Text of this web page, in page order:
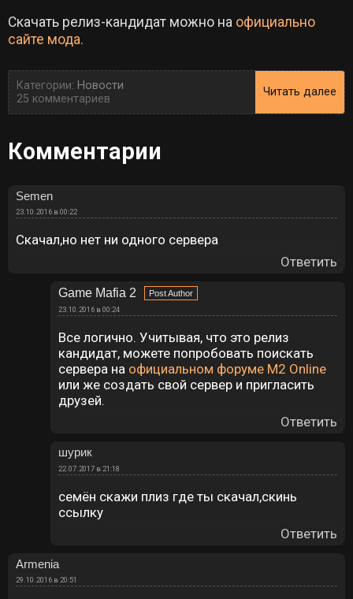
Скачать релиз-кандидат можно на официально
сайте мода.
Категории: Новости
25 комментариев
Читать далее
Комментарии
Semen
23.10.2016 в 00:22
Скачал,но нет ни одного сервера
Ответить
Game Mafia 2
23.10.2016 в 00:24
Все логично. Учитывая, что это релиз
кандидат, можете попробовать поискать
сервера на официальном форуме M2 Online
или же создать свой сервер и пригласить
друзей.
Ответить
шурик
22.07.2017 в 21:18
семён скажи плиз где ты скачал,скинь
ссылку
Ответить
Armenia
29.10.2016 в 20:51